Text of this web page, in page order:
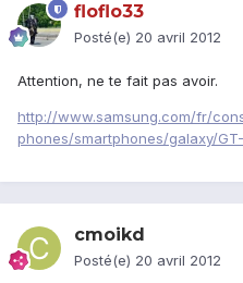
floflo33
Posté(e) 20 avril 2012
Attention, ne te fait pas avoir.
http://www.samsung.com/fr/
phones/smartphones/galaxy/GT-
cmoikd
Posté(e) 20 avril 2012